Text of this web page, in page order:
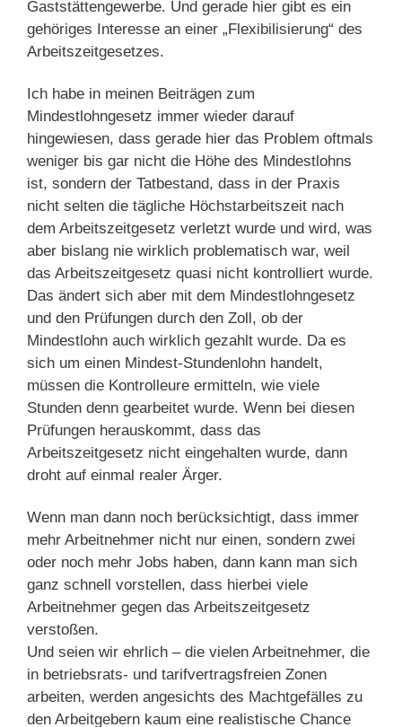
Gaststättengewerbe. Und gerade hier gibt es ein
gehöriges Interesse an einer „Flexibilisierung“ des
Arbeitszeitgesetzes.
Ich habe in meinen Beiträgen zum
Mindestlohngesetz immer wieder darauf
hingewiesen, dass gerade hier das Problem oftmals
weniger bis gar nicht die Höhe des Mindestlohns
ist, sondern der Tatbestand, dass in der Praxis
nicht selten die tägliche Höchstarbeitszeit nach
dem Arbeitszeitgesetz verletzt wurde und wird, was
aber bislang nie wirklich problematisch war, weil
das Arbeitszeitgesetz quasi nicht kontrolliert wurde.
Das ändert sich aber mit dem Mindestlohngesetz
und den Prüfungen durch den Zoll, ob der
Mindestlohn auch wirklich gezahlt wurde. Da es
sich um einen Mindest-Stundenlohn handelt,
müssen die Kontrolleure ermitteln, wie viele
Stunden denn gearbeitet wurde. Wenn bei diesen
Prüfungen herauskommt, dass das
Arbeitszeitgesetz nicht eingehalten wurde, dann
droht auf einmal realer Ärger.
Wenn man dann noch berücksichtigt, dass immer
mehr Arbeitnehmer nicht nur einen, sondern zwei
oder noch mehr Jobs haben, dann kann man sich
ganz schnell vorstellen, dass hierbei viele
Arbeitnehmer gegen das Arbeitszeitgesetz
verstoßen.
Und seien wir ehrlich – die vielen Arbeitnehmer, die
in betriebsrats- und tarifvertragsfreien Zonen
arbeiten, werden angesichts des Machtgefälles zu
den Arbeitgebern kaum eine realistische Chance